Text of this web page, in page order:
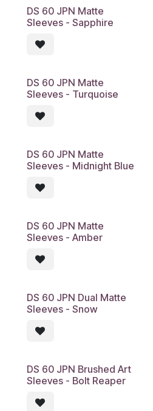
DS 60 JPN Matte
Sleeves - Sapphire
DS 60 JPN Matte
Sleeves - Turquoise
DS 60 JPN Matte
Sleeves - Midnight Blue
DS 60 JPN Matte
Sleeves - Amber
DS 60 JPN Dual Matte
Sleeves - Snow
DS 60 JPN Brushed Art
Sleeves - Bolt Reaper